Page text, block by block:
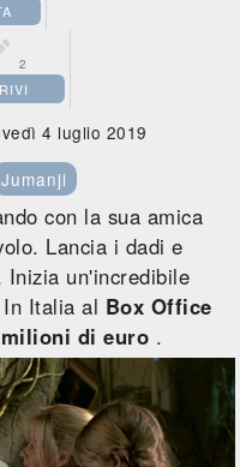
2
4 luglio 2019
Jumanji
con la sua amica
Lancia i dadi e
Inizia un'incredibile
Italia al Box Office
di euro .